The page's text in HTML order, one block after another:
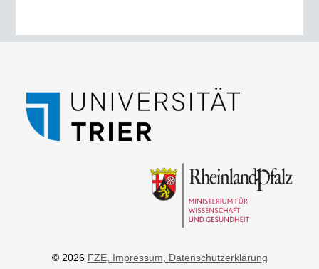
© 2026 FZE, Impressum, Datenschutzerklärung